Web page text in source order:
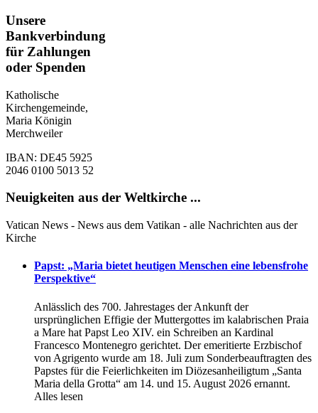
Unsere
Bankverbindung
für Zahlungen
oder Spenden
Katholische
Kirchengemeinde,
Maria Königin
Merchweiler
IBAN: DE45 5925
2046 0100 5013 52
Neuigkeiten aus der Weltkirche ...
Vatican News - News aus dem Vatikan - alle Nachrichten aus der
Kirche
Papst: „Maria bietet heutigen Menschen eine lebensfrohe
Perspektive“
Anlässlich des 700. Jahrestages der Ankunft der
ursprünglichen Effigie der Muttergottes im kаlabrischen Praia
a Mare hat Papst Leo XIV. ein Schreiben an Kardinal
Francesco Montenegro gerichtet. Der emeritierte Erzbischof
von Agrigento wurde am 18. Juli zum Sonderbeauftragten des
Papstes für die Feierlichkeiten im Diözesanheiligtum „Santa
Maria della Grotta“ am 14. und 15. August 2026 ernannt.
Alles lesen